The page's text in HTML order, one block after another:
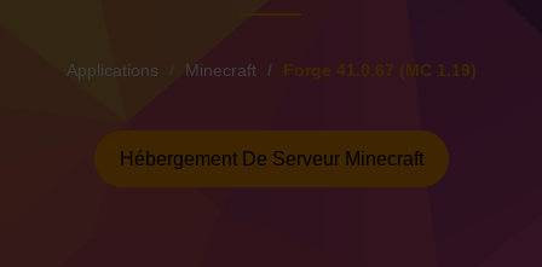
Applications Minecraft Forge 41.0.67 (MC 1.19)
Hébergement De Serveur Minecraft